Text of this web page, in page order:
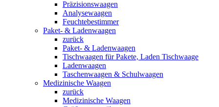
Präzisionswaagen
Analysewaagen
Feuchtebestimmer
Paket- & Ladenwaagen
zurück
Paket- & Ladenwaagen
Tischwaagen für Pakete, Laden Tischwaage
Ladenwaagen
Taschenwaagen & Schulwaagen
Medizinische Waagen
zurück
Medizinische Waagen